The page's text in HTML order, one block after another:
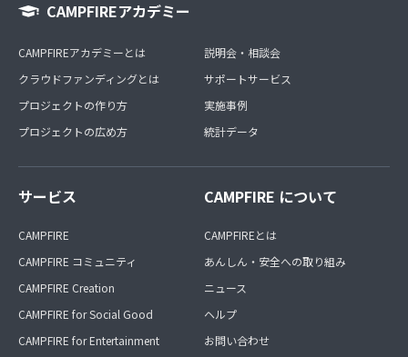
CAMPFIREアカデミー
CAMPFIREアカデミーとは
クラウドファンディングとは
プロジェクトの作り方
プロジェクトの広め方
説明会・相談会
サポートサービス
実施事例
統計データ
サービス
CAMPFIRE
CAMPFIRE コミュニティ
CAMPFIRE Creation
CAMPFIRE for Social Good
CAMPFIRE for Entertainment
CAMPFIRE について
CAMPFIREとは
あんしん・安全への取り組み
ニュース
ヘルプ
お問い合わせ